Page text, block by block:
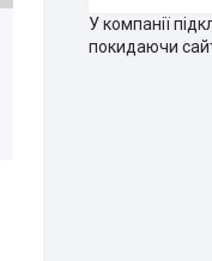
У компанії
покидаючи